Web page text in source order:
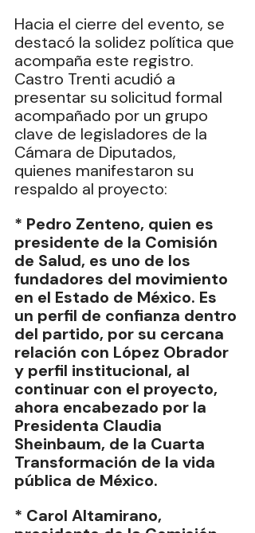
Hacia el cierre del evento, se
destacó la solidez política que
acompaña este registro.
Castro Trenti acudió a
presentar su solicitud formal
acompañado por un grupo
clave de legisladores de la
Cámara de Diputados,
quienes manifestaron su
respaldo al proyecto:
* Pedro Zenteno, quien es
presidente de la Comisión
de Salud, es uno de los
fundadores del movimiento
en el Estado de México. Es
un perfil de confianza dentro
del partido, por su cercana
relación con López Obrador
y perfil institucional, al
continuar con el proyecto,
ahora encabezado por la
Presidenta Claudia
Sheinbaum, de la Cuarta
Transformación de la vida
pública de México.
* Carol Altamirano,